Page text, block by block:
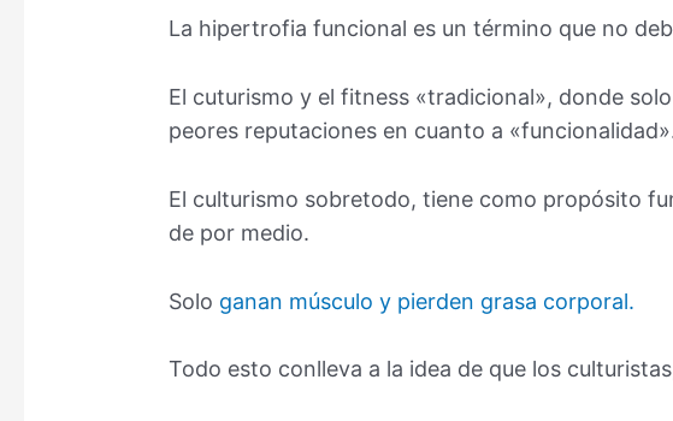
La hipertrofia funcional es un término que no
El cuturismo y el fitness «tradicional», donde
peores reputaciones en cuanto a
El culturismo sobretodo, tiene como propósito
de por medio.
Solo ganan músculo y pierden grasa corporal.
Todo esto conlleva a la idea de que los